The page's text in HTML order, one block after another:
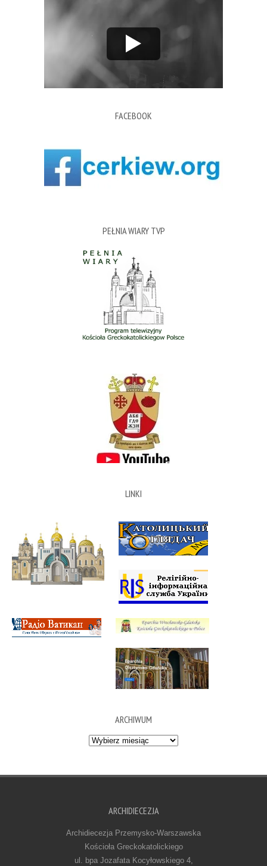
FACEBOOK
PEŁNIA WIARY TVP
LINKI
ARCHIWUM
Archiwum
ARCHIDIECEZJA
Archidiecezja Przemysko-Warszawska
Kościoła Greckokatolickiego
ul. bpa Jozafata Kocyłowskiego 4,